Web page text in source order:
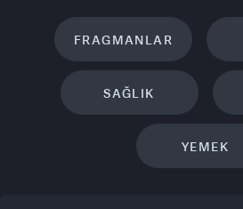
FRAGMANLAR
SAĞLIK
YEMEK